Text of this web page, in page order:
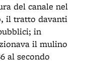
del canale nel
il tratto davanti
in
il mulino
al secondo